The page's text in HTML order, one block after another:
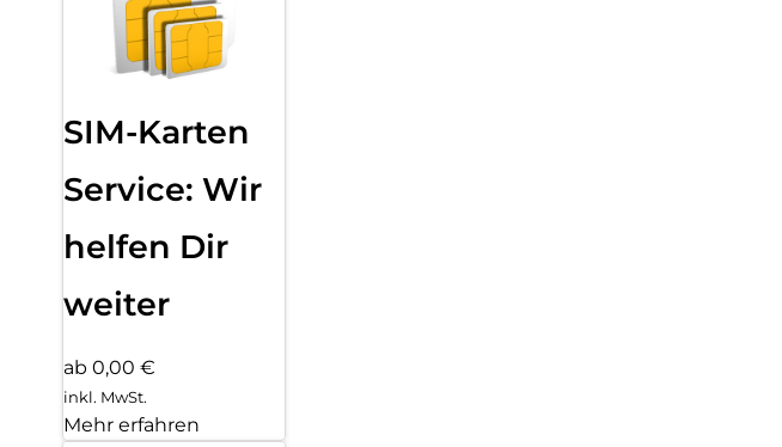
SIM-Karten
Service: Wir
helfen Dir
weiter
ab 0,00 €
inkl. MwSt.
Mehr erfahren